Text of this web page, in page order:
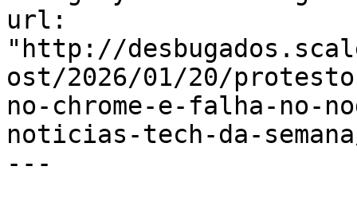
url:
"http://
ost/2026/01/20/
no-chrome-e-falha-no-
noticias-tech-da-
---